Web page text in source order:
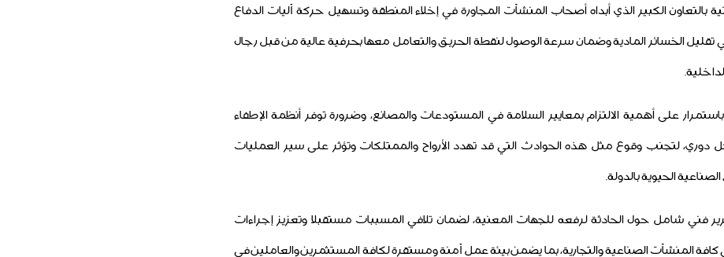
بالتعاون الكبير الذي أبداه أصحاب المنشآت المجاورة في إخلاء المنطقة وتسهيل حركة آليات الدفاع
الخسائر المادية وضمان سرعة الوصول لنقطة الحريق والتعامل معها بحرفية عالية من قبل رجال
باستمرار على أهمية الالتزام بمعايير السلامة في المستودعات والمصانع، وضرورة توفر أنظمة الإطفاء
دوري، لتجنب وقوع مثل هذه الحوادث التي قد تهدد الأرواح والممتلكات وتؤثر على سير العمليات
الحيوية بالدولة.
فني شامل حول الحادثة لرفعه للجهات المعنية، لضمان تلافي المسببات مستقبلا وتعزيز إجراءات
كافة المنشآت الصناعية والتجارية، بما يضمن بيئة عمل آمنة ومستقرة لكافة المستثمرين والعاملين في